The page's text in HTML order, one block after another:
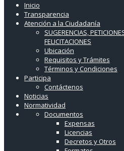
Inicio
Transparencia
Atención a la Ciudadanía
SUGERENCIAS,
FELICITACIONES
Ubicación
Requisitos y Trámites
Términos y Condiciones
Participa
Contáctenos
Noticias
Normatividad
Documentos
Expensas
Licencias
Decretos y Otros